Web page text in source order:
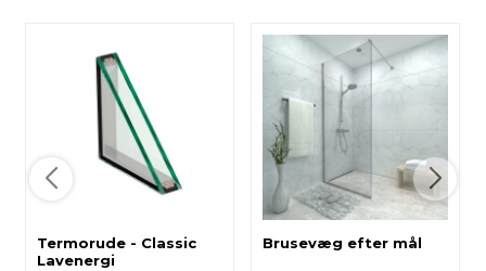
Termorude - Classic
Lavenergi
Brusevæg efter mål